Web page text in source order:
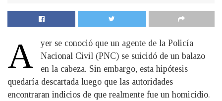
A
yer se conoció que un agente de la Policía
Nacional Civil (PNC) se suicidó de un balazo
en la cabeza. Sin embargo, esta hipótesis
quedaría descartada luego que las autoridades
encontraran indicios de que realmente fue un homicidio.